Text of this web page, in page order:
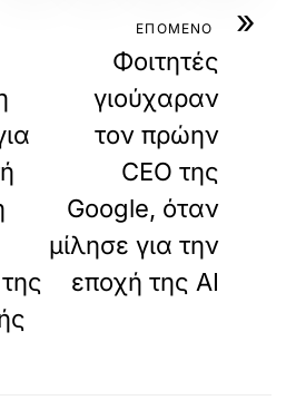
»
ΕΠΟΜΕΝΟ
Φοιτητές
γιούχαραν
τον πρώην
CEO της
Google, όταν
μίλησε για την
εποχή της AI